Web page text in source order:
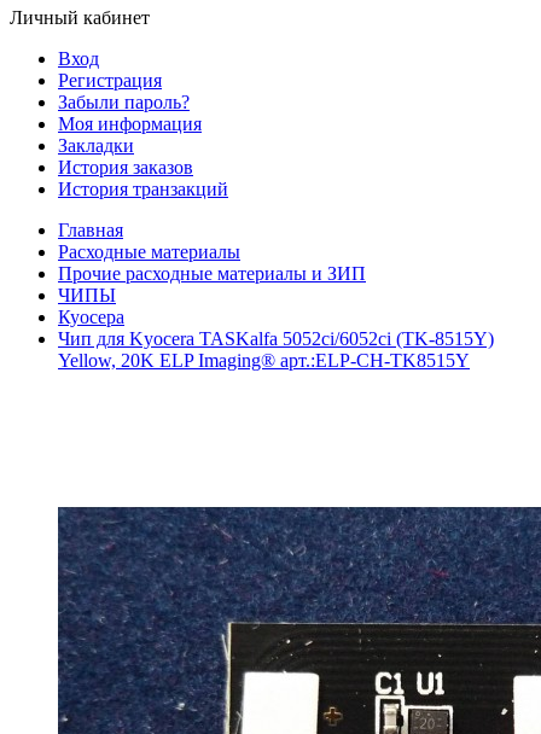
Личный кабинет
Вход
Регистрация
Забыли пароль?
Моя информация
Закладки
История заказов
История транзакций
Главная
Расходные материалы
Прочие расходные материалы и ЗИП
ЧИПЫ
Куосера
Чип для Kyocera TASKalfa 5052ci/6052ci (TK-8515Y)
Yellow, 20K ELP Imaging® арт.:ELP-CH-TK8515Y